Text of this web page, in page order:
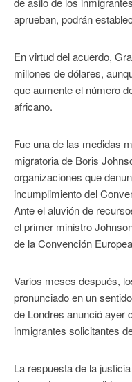
aprueban, podrán
En virtud del acuerdo,
millones de dólares,
que aumente el número
africano.
Fue una de las medidas
migratoria de Boris
organizaciones que
incumplimiento del
Ante el aluvión de
el primer ministro
de la Convención
Varios meses después,
pronunciado en un
de Londres anunció ayer
inmigrantes solicitantes
La respuesta de la